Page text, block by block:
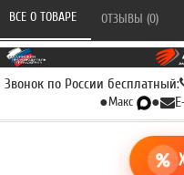
Звонок по России бесплатный:
●Макс ●
ВСЕ О ТОВАРЕ ОТЗЫВЫ (0)